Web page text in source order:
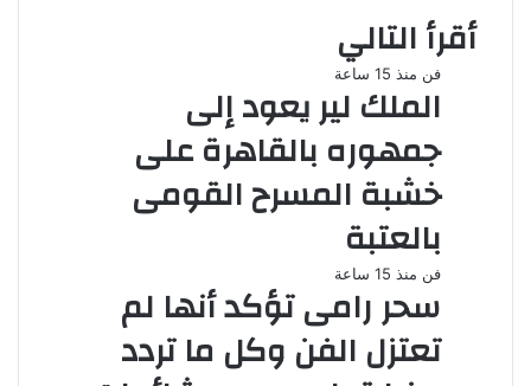
أقرأ التالي
فن منذ 15 ساعة
الملك لير يعود إلى
جمهوره بالقاهرة على
خشبة المسرح القومى
بالعتبة
فن منذ 15 ساعة
سحر رامى تؤكد أنها لم
تعتزل الفن وكل ما تردد